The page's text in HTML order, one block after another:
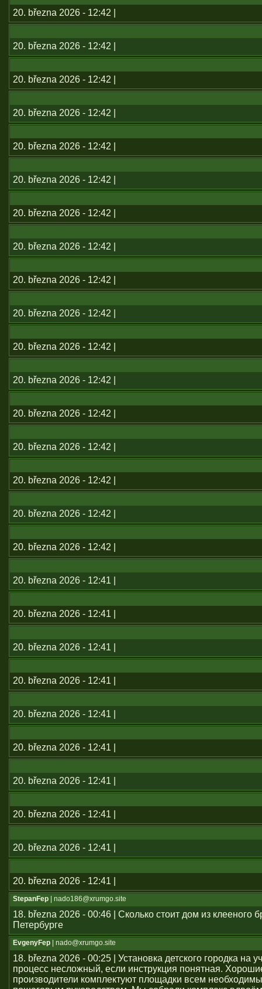
20. března 2026 - 12:42 |
20. března 2026 - 12:42 |
20. března 2026 - 12:42 |
20. března 2026 - 12:42 |
20. března 2026 - 12:42 |
20. března 2026 - 12:42 |
20. března 2026 - 12:42 |
20. března 2026 - 12:42 |
20. března 2026 - 12:42 |
20. března 2026 - 12:42 |
20. března 2026 - 12:42 |
20. března 2026 - 12:42 |
20. března 2026 - 12:42 |
20. března 2026 - 12:42 |
20. března 2026 - 12:42 |
20. března 2026 - 12:42 |
20. března 2026 - 12:42 |
20. března 2026 - 12:41 |
20. března 2026 - 12:41 |
20. března 2026 - 12:41 |
20. března 2026 - 12:41 |
20. března 2026 - 12:41 |
20. března 2026 - 12:41 |
20. března 2026 - 12:41 |
20. března 2026 - 12:41 |
20. března 2026 - 12:41 |
20. března 2026 - 12:41 |
StepanFep | nado186@xrumgo.site
18. března 2026 - 00:46 | Сколько стоит дом из клееного
Петербурге
EvgenyFep | nado@xrumgo.site
18. března 2026 - 00:25 | Установка детского городка на
процесс несложный, если инструкция понятная.
производители комплектуют площадки всем